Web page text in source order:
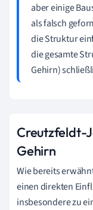
aber einige
als falsch
die Struktur
die gesamte
Gehirn)
Creutzfeldt-
Gehirn
Wie bereits
einen direkten
insbesondere zu